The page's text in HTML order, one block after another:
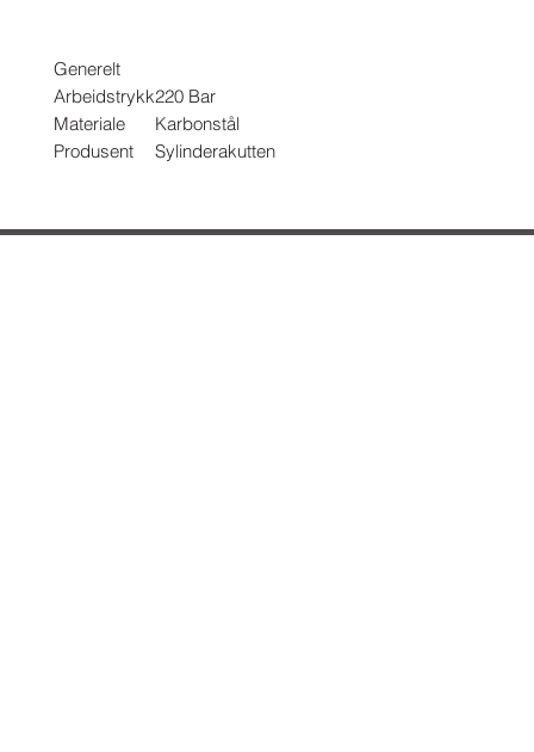
Generelt
Arbeidstrykk220 Bar
Materiale
Karbonstål
Produsent
Sylinderakutten